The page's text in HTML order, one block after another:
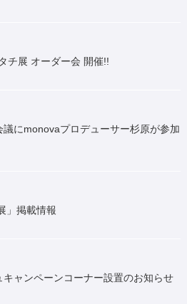
チ展 オーダー会 開催!!
にmonovaプロデューサー杉原が参加
」掲載情報
ャンペーンコーナー設置のお知らせ